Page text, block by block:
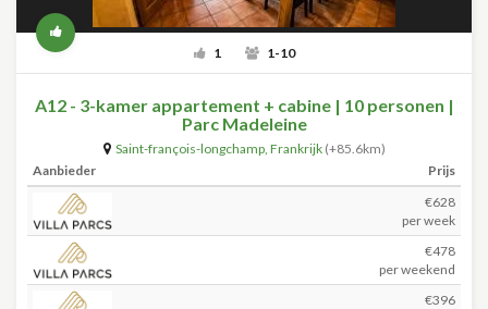
1 1-10
A12 - 3-kamer appartement + cabine | 10 personen |
Parc Madeleine
Saint-françois-longchamp, Frankrijk (+85.6km)
Aanbieder
Prijs
€628
per week
€478
per weekend
€396